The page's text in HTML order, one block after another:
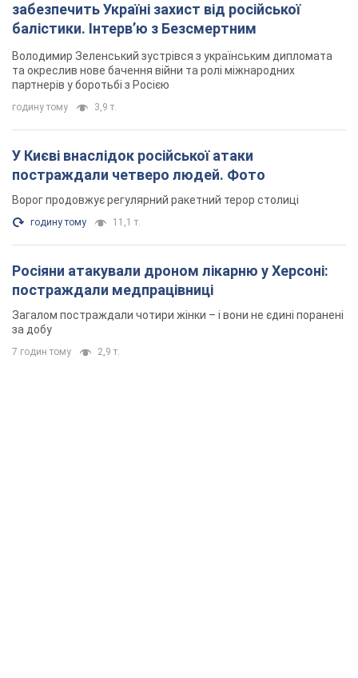
забезпечить Україні захист від російської
балістики. Інтерв’ю з Безсмертним
Володимир Зеленський зустрівся з українським дипломата
та окреслив нове бачення війни та ролі міжнародних
партнерів у боротьбі з Росією
годину тому 3,9 т.
У Києві внаслідок російської атаки
постраждали четверо людей. Фото
Ворог продовжує регулярний ракетний терор столиці
годину тому 11,1 т.
Росіяни атакували дроном лікарню у Херсоні:
постраждали медпрацівниці
Загалом постраждали чотири жінки – і вони не єдині поранені
за добу
7 годин тому 2,9 т.